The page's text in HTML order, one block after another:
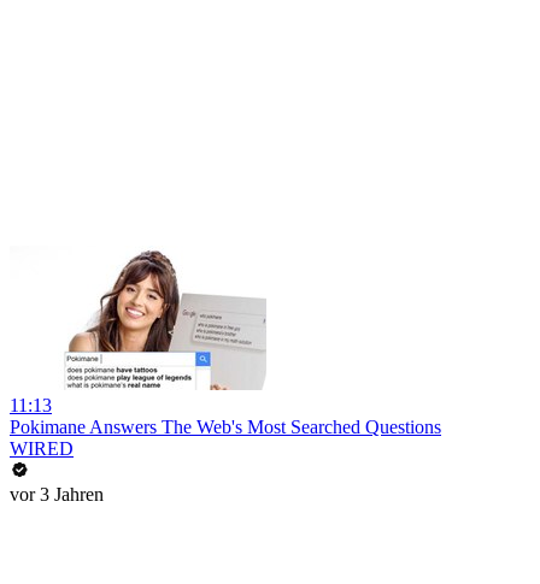
11:13
Pokimane Answers The Web's Most Searched Questions
WIRED
vor 3 Jahren